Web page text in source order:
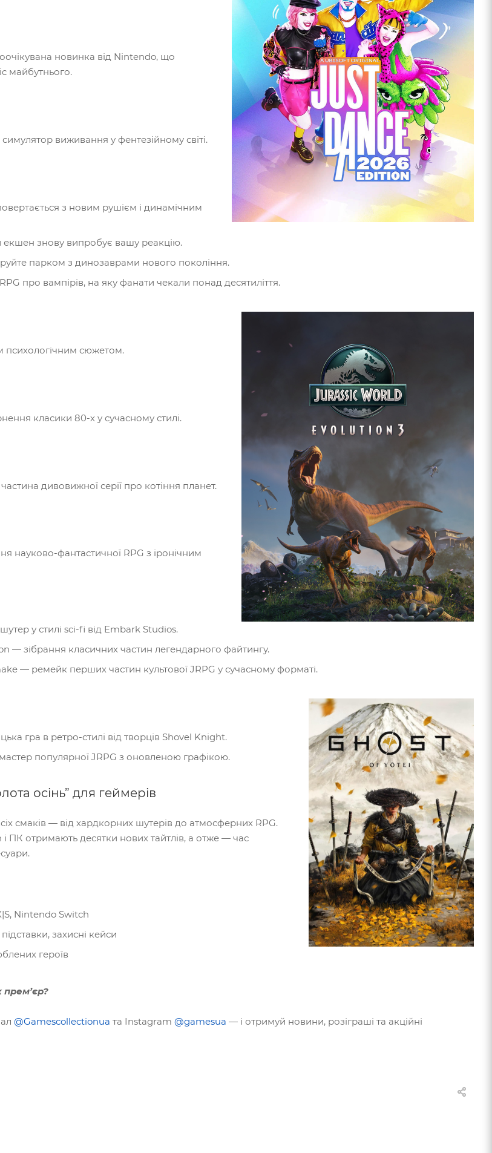
новинка від Nintendo, що
майбутнього.
виживання у фентезійному світі.
з новим рушієм і динамічним
знову випробує вашу реакцію.
парком з динозаврами нового покоління.
про вампірів, на яку фанати чекали понад десятиліття.
психологічним сюжетом.
класики 80-х у сучасному стилі.
дивовижної серії про котіння планет.
науково-фантастичної RPG з іронічним
у стилі sci-fi від Embark Studios.
— зібрання класичних частин легендарного файтингу.
— ремейк перших частин культової JRPG у сучасному форматі.
гра в ретро-стилі від творців Shovel Knight.
популярної JRPG з оновленою графікою.
осінь” для геймерів
смаків — від хардкорних шутерів до атмосферних RPG.
ПК отримають десятки нових тайтлів, а отже — час
Nintendo Switch
захисні кейси
героїв
прем’єр?
@Gamescollectionua та Instagram @gamesua — і отримуй новини, розіграші та акційні